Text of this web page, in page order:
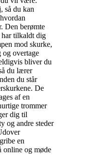
så du kan
Den berømte
har tilkaldt dig
mod skurke,
overtage
bliver du
du lærer
du står
De
af en
trommer
dig til
og andre steder
en
online og møde